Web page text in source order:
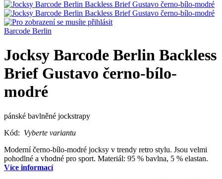
Barcode Berlin
Jocksy Barcode Berlin Backless
Brief Gustavo černo-bílo-
modré
pánské bavlněné jockstrapy
Kód: Vyberte variantu
Moderní černo-bílo-modré jocksy v trendy retro stylu. Jsou velmi
pohodlné a vhodné pro sport. Materiál: 95 % bavlna, 5 % elastan.
Více informací